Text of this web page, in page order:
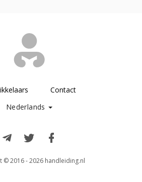
Contact
Nederlands
© 2016 - 2026 handleiding.nl